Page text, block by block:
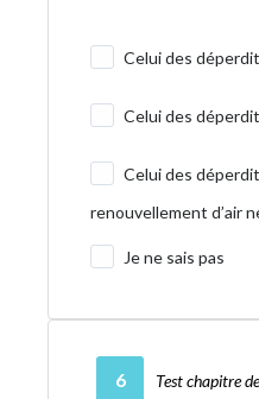
Celui des
Celui des
Celui des
renouvellement d’air
Je ne sais pas
6 Test chapitre